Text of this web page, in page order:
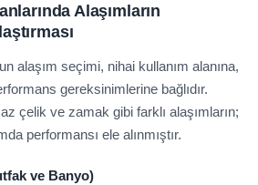
Alaşımların
alaşım seçimi, nihai kullanım alanına,
gereksinimlerine bağlıdır.
çelik ve zamak gibi farklı alaşımların;
performansı ele alınmıştır.
ve Banyo)